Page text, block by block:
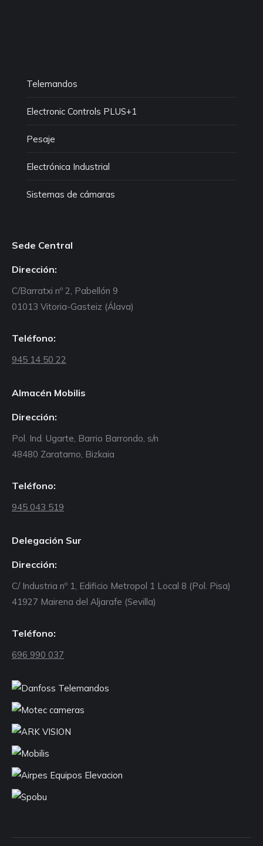
Telemandos
Electronic Controls PLUS+1
Pesaje
Electrónica Industrial
Sistemas de cámaras
Sede Central
Dirección:
C/Barratxi nº 2, Pabellón 9
01013 Vitoria-Gasteiz (Álava)
Teléfono:
945 14 50 22
Almacén Mobilis
Dirección:
Pol. Ind. Ugarte, Barrio Barrondo, s/n
48480 Zaratamo, Bizkaia
Teléfono:
945 043 519
Delegación Sur
Dirección:
C/ Industria nº 1, Edificio Metropol 1 Local 8 (Pol. Pisa)
41927 Mairena del Aljarafe (Sevilla)
Teléfono:
696 990 037